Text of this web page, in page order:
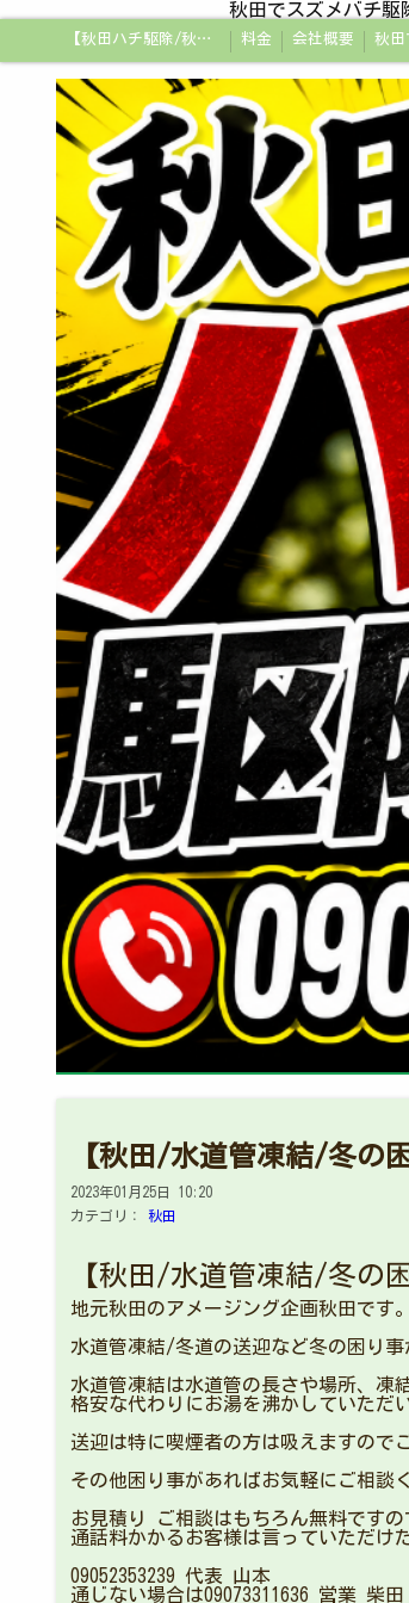
秋田でスズメバチ
【秋田ハチ駆除/秋田蜂駆除/スズメバチの巣/ハチの巣専門プロ】 料金 会社概要
【秋田/水道管凍結/冬の
2023年01月25日 10:20
カテゴリ：
秋田
【秋田/水道管凍結/冬の
地元秋田のアメージング企画秋田です。
水道管凍結/冬道の送迎など冬の困り
水道管凍結は水道管の長さや場所、凍
格安な代わりにお湯を沸かしていただ
送迎は特に喫煙者の方は吸えますので
その他困り事があればお気軽にご相談
お見積り ご相談はもちろん無料です
通話料かかるお客様は言っていただけ
09052353239 代表 山本
通じない場合は09073311636 営業 柴